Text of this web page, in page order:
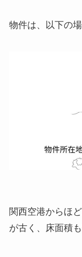
物件は、以下の
関西空港からほ
が古く、床面積